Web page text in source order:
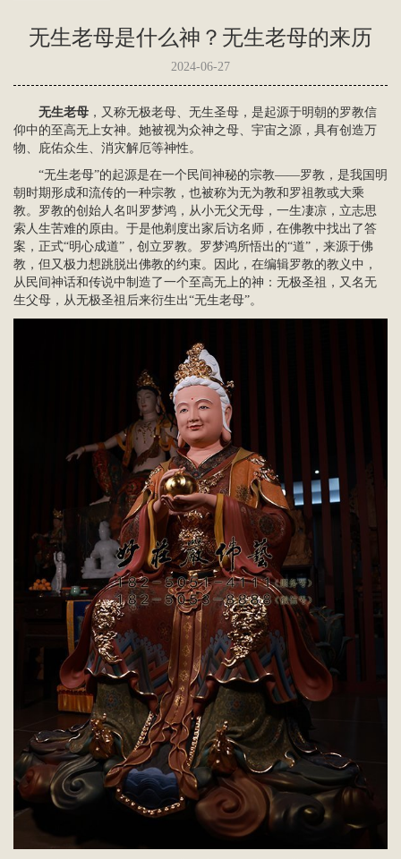
无生老母是什么神？无生老母的来历
2024-06-27
无生老母 ，又称无极老母 、无生圣母，是起源于明朝的罗教信
仰中的至高无上女神。她被视为众神之母、宇宙之源，具有创造万
物、庇佑众生、消灾解厄等神性。
“无生老母”的起源是在一个民间神秘的宗教——罗教，是我国明
朝时期形成和流传的一种宗教，也被称为无为教和罗祖教或大乘
教。罗教的创始人名叫罗梦鸿，从小无父无母，一生凄凉，立志思
索人生苦难的原由。于是他剃度出家后访名师，在佛教中找出了答
案，正式“明心成道”，创立罗教。罗梦鸿所悟出的“道”，来源于佛
教，但又极力想跳脱出佛教的约束。因此，在编辑罗教的教义中，
从民间神话和传说中制造了一个至高无上的神：无极圣祖，又名无
生父母，从无极圣祖后来衍生出“无生老母”。